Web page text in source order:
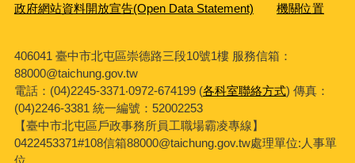
政府網站資料開放宣告(Open Data Statement) 機關位置
406041 臺中市北屯區崇德路三段10號1樓 服務信箱：
88000@taichung.gov.tw
電話：(04)2245-3371‧0972-674199 (各科室聯絡方式) 傳真：
(04)2246-3381 統一編號：52002253
【臺中市北屯區戶政事務所員工職場霸凌專線】
0422453371#108信箱88000@taichung.gov.tw處理單位:人事單
位